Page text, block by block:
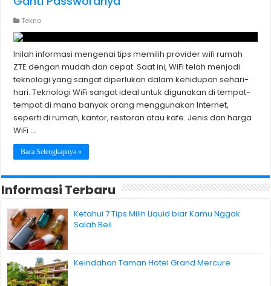
Tekno
Inilah informasi mengenai tips memilih provider wifi rumah
ZTE dengan mudah dan cepat. Saat ini, WiFi telah menjadi
teknologi yang sangat diperlukan dalam kehidupan sehari-
hari. Teknologi WiFi sangat ideal untuk digunakan di tempat-
tempat di mana banyak orang menggunakan Internet,
seperti di rumah, kantor, restoran atau kafe. Jenis dan harga
WiFi …
Baca Selengkapnya »
Informasi Terbaru
Ketahui 7 Tips Milih Liquid biar Kamu Nggak
Salah Beli
Keindahan Taman Hotel Grand Mercure